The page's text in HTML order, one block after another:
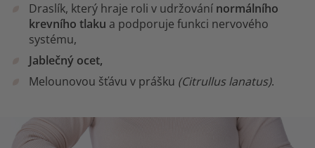
Draslík, který hraje roli v udržování normálního
krevního tlaku a podporuje funkci nervového
systému,
Jablečný ocet,
Melounovou šťávu v prášku (Citrullus lanatus).